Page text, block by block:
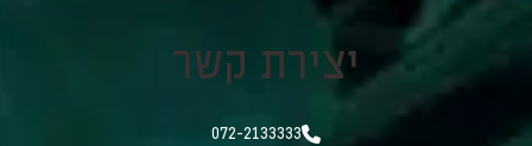
יצירת קשר
072-2133333